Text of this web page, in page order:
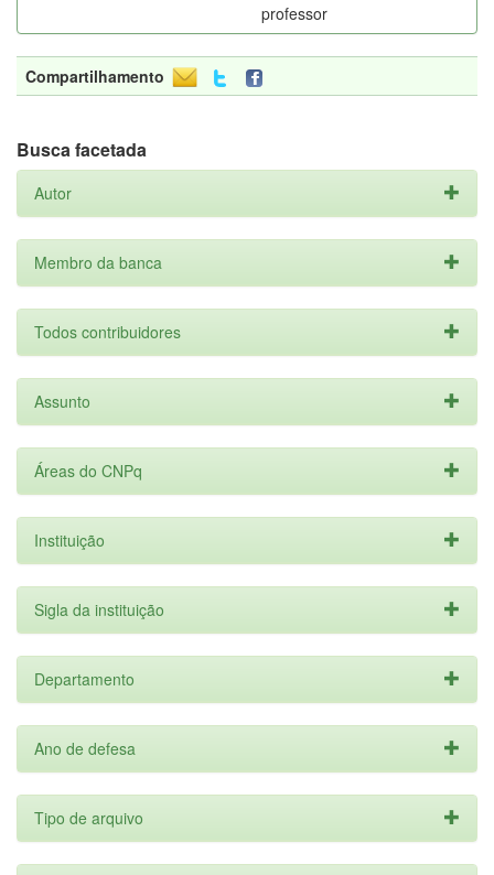
professor
Compartilhamento
Busca facetada
Autor
Membro da banca
Todos contribuidores
Assunto
Áreas do CNPq
Instituição
Sigla da instituição
Departamento
Ano de defesa
Tipo de arquivo